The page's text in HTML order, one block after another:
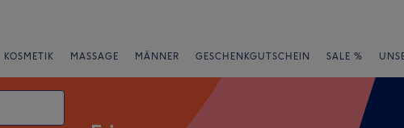
KOSMETIK MASSAGE MÄNNER GESCHENKGUTSCHEIN SALE %